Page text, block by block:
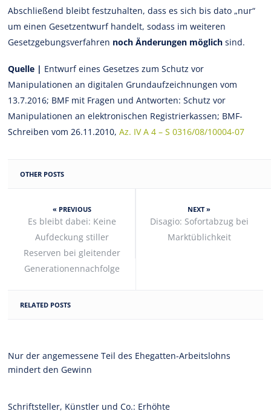
Abschließend bleibt festzuhalten, dass es sich bis dato „nur“
um einen Gesetzentwurf handelt, sodass im weiteren
Gesetzgebungsverfahren noch Änderungen möglich sind.
Quelle | Entwurf eines Gesetzes zum Schutz vor
Manipulationen an digitalen Grundaufzeichnungen vom
13.7.2016; BMF mit Fragen und Antworten: Schutz vor
Manipulationen an elektronischen Registrierkassen; BMF-
Schreiben vom 26.11.2010,Az. IV A 4 – S 0316/08/10004-07
OTHER POSTS
« PREVIOUS
Es bleibt dabei: Keine
Aufdeckung stiller
Reserven bei gleitender
Generationennachfolge
NEXT »
Disagio: Sofortabzug bei
Marktüblichkeit
RELATED POSTS
Nur der angemessene Teil des Ehegatten-Arbeitslohns
mindert den Gewinn
Schriftsteller, Künstler und Co.: Erhöhte